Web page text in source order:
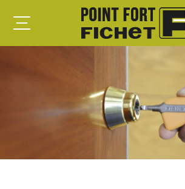
Foxeo HiS
Forges G375